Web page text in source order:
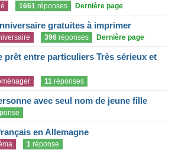
1661 réponses Dernière page
gratuites à imprimer
396 réponses Dernière page
prêt entre particuliers Très sérieux et
11 réponses
avec seul nom de jeune fille
en Allemagne
1 réponse